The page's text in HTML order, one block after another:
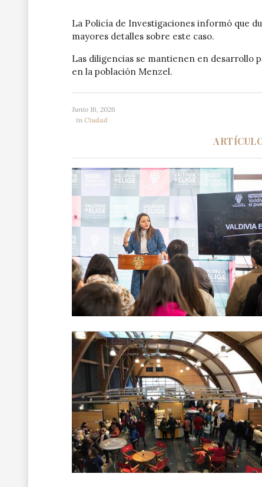
La Policía de Investigaciones informó que
mayores detalles sobre este caso.
Las diligencias se mantienen en desarrollo
en la población Menzel.
Junio 16, 2026
in Ciudad